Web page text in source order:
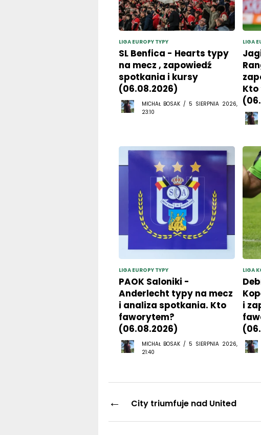
LIGA EUROPY TYPY
SL Benfica - Hearts typy
na mecz , zapowiedź
spotkania i kursy
(06.08.2026)
MICHAŁ BOSAK / 5 SIERPNIA 2026,
23:10
LIGA
Kto
LIGA EUROPY TYPY
PAOK Saloniki -
Anderlecht typy na mecz
i analiza spotkania. Kto
faworytem?
(06.08.2026)
MICHAŁ BOSAK / 5 SIERPNIA 2026,
21:40
LIGA
i
← City triumfuje nad United